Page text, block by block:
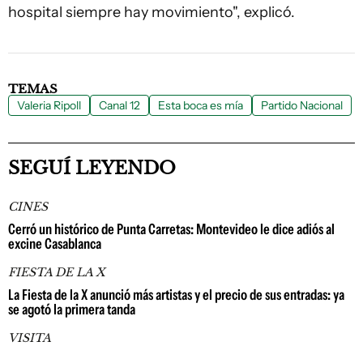
hospital siempre hay movimiento", explicó.
TEMAS
Valeria Ripoll Canal 12 Esta boca es mía Partido Nacional
SEGUÍ LEYENDO
CINES
Cerró un histórico de Punta Carretas: Montevideo le dice adiós al
excine Casablanca
FIESTA DE LA X
La Fiesta de la X anunció más artistas y el precio de sus entradas: ya
se agotó la primera tanda
VISITA